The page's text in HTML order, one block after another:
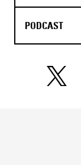
PODCAST